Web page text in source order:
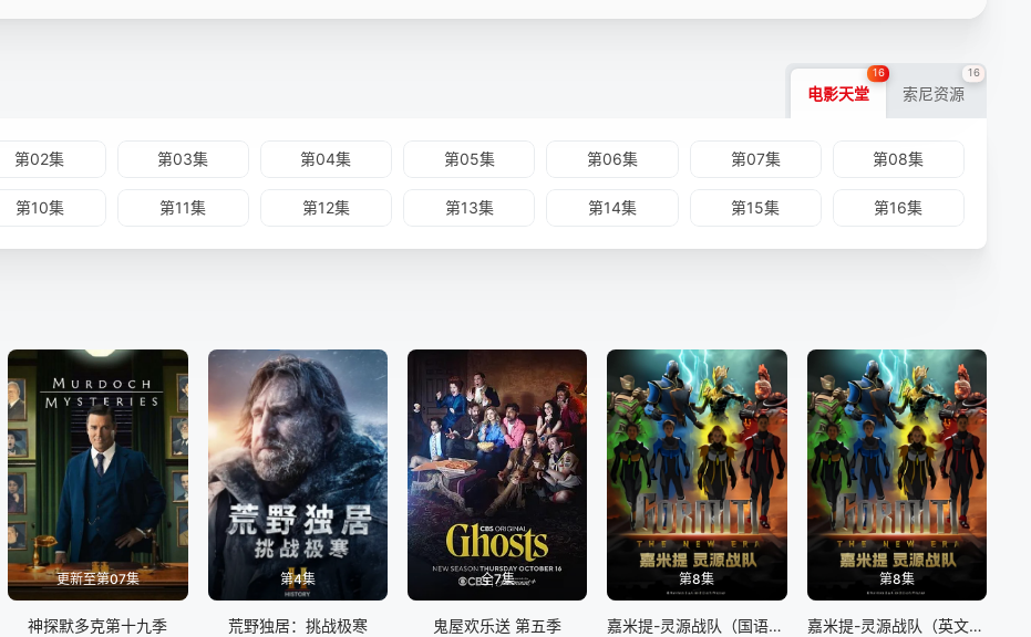
电影天堂
16
索尼资源
16
第02集 第03集 第04集 第05集 第06集 第07集 第08集
第10集 第11集 第12集 第13集 第14集 第15集 第16集
更新至第07集
神探默多克第十九季
第4集
荒野独居：挑战极寒
全7集
鬼屋欢乐送 第五季
第8集
嘉米提-灵源战队（国语版）
第8集
嘉米提-灵源战队​（英文版）